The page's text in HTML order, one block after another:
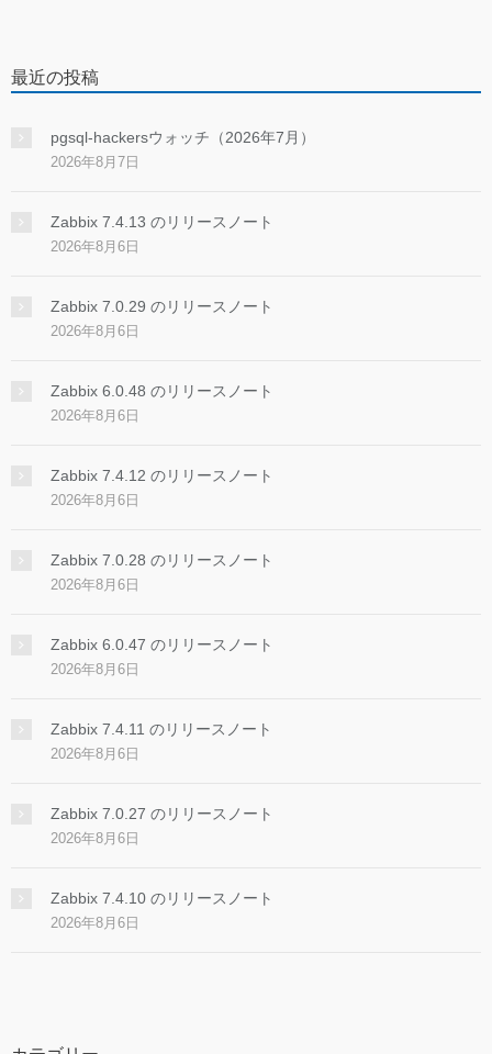
最近の投稿
pgsql-hackersウォッチ（2026年7月）
2026年8月7日
Zabbix 7.4.13 のリリースノート
2026年8月6日
Zabbix 7.0.29 のリリースノート
2026年8月6日
Zabbix 6.0.48 のリリースノート
2026年8月6日
Zabbix 7.4.12 のリリースノート
2026年8月6日
Zabbix 7.0.28 のリリースノート
2026年8月6日
Zabbix 6.0.47 のリリースノート
2026年8月6日
Zabbix 7.4.11 のリリースノート
2026年8月6日
Zabbix 7.0.27 のリリースノート
2026年8月6日
Zabbix 7.4.10 のリリースノート
2026年8月6日